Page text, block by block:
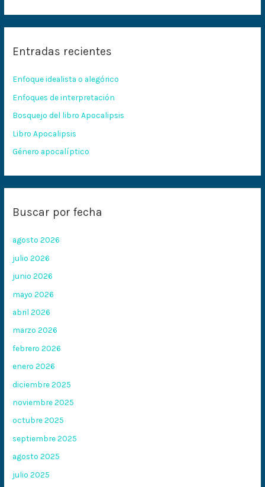
a
p
o
r
:
Entradas recientes
Enfoque idealista o alegórico
Enfoques de interpretación
Bosquejo del libro Apocalipsis
Libro Apocalipsis
Género apocalíptico
Buscar por fecha
agosto 2026
julio 2026
junio 2026
mayo 2026
abril 2026
marzo 2026
febrero 2026
enero 2026
diciembre 2025
noviembre 2025
octubre 2025
septiembre 2025
agosto 2025
julio 2025